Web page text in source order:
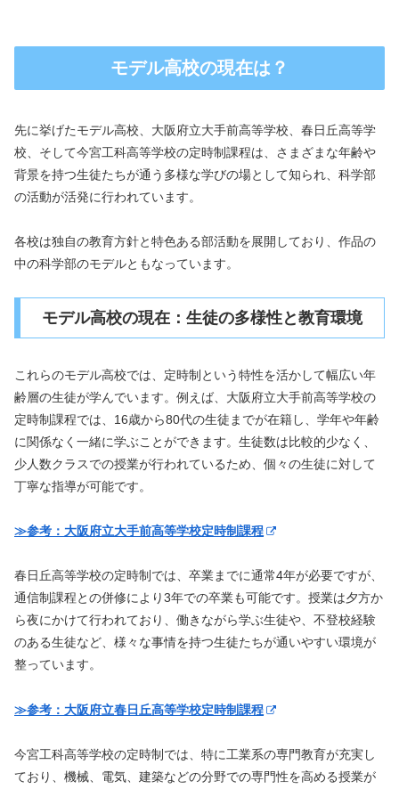
モデル高校の現在は？
先に挙げたモデル高校、大阪府立大手前高等学校、春日丘高等学
校、そして今宮工科高等学校の定時制課程は、さまざまな年齢や
背景を持つ生徒たちが通う多様な学びの場として知られ、科学部
の活動が活発に行われています。
各校は独自の教育方針と特色ある部活動を展開しており、作品の
中の科学部のモデルともなっています。
モデル高校の現在：生徒の多様性と教育環境
これらのモデル高校では、定時制という特性を活かして幅広い年
齢層の生徒が学んでいます。例えば、大阪府立大手前高等学校の
定時制課程では、16歳から80代の生徒までが在籍し、学年や年齢
に関係なく一緒に学ぶことができます。生徒数は比較的少なく、
少人数クラスでの授業が行われているため、個々の生徒に対して
丁寧な指導が可能です。
≫参考：大阪府立大手前高等学校定時制課程
春日丘高等学校の定時制では、卒業までに通常4年が必要ですが、
通信制課程との併修により3年での卒業も可能です。授業は夕方か
ら夜にかけて行われており、働きながら学ぶ生徒や、不登校経験
のある生徒など、様々な事情を持つ生徒たちが通いやすい環境が
整っています。
≫参考：大阪府立春日丘高等学校定時制課程
今宮工科高等学校の定時制では、特に工業系の専門教育が充実し
ており、機械、電気、建築などの分野での専門性を高める授業が